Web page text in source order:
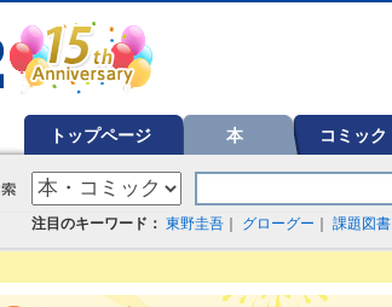
トップページ 本 コミック
注目のキーワード： 東野圭吾 グローグー 課題図書